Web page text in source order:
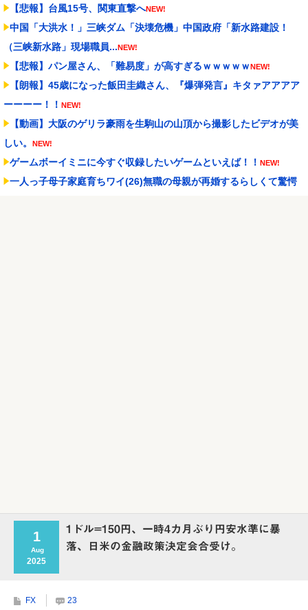
【悲報】台風15号、関東直撃へNEW!
中国「大洪水！」三峡ダム「決壊危機」中国政府「新水路建設！
（三峡新水路」現場職員...NEW!
【悲報】パン屋さん、「難易度」が高すぎるｗｗｗｗｗNEW!
【朗報】45歳になった飯田圭織さん、『爆弾発言』キタァアアアア
ーーーー！！ NEW!
【動画】大阪のゲリラ豪雨を生駒山の山頂から撮影したビデオが美
しい。
NEW!
ゲームボーイミニに今すぐ収録したいゲームといえば！！ NEW!
一人っ子母子家庭育ちワイ(26)無職の母親が再婚するらしくて驚愕
1
Aug
2025
1ドル=150円、一時4カ月ぶり円安水準に暴
落、日米の金融政策決定会合受け。
FX 23